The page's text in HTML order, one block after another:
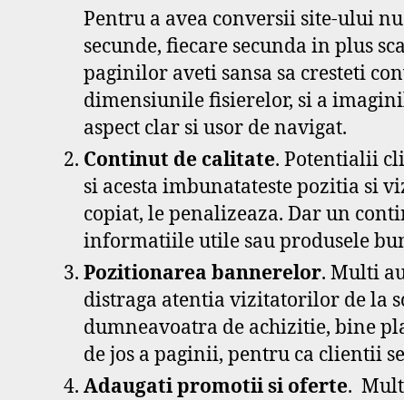
Pentru a avea conversii site-ului
secunde, fiecare secunda in plus
paginilor aveti sansa sa cresteti
dimensiunile fisierelor, si a
aspect clar si usor de navigat.
Continut de calitate. Potentialii
si acesta imbunatateste pozitia si
copiat, le penalizeaza. Dar un
informatiile utile sau produsele
Pozitionarea bannerelor. Multi
distraga atentia vizitatorilor de la
dumneavoatra de achizitie, bine
de jos a paginii, pentru ca clientii
Adaugati promotii si oferte.